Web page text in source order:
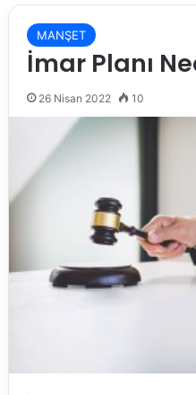
MANŞET
İmar Planı
26 Nisan 2022 10